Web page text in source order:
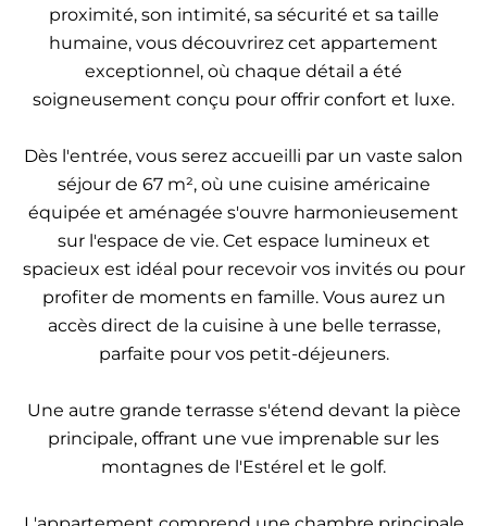
proximité, son intimité, sa sécurité et sa taille
humaine, vous découvrirez cet appartement
exceptionnel, où chaque détail a été
soigneusement conçu pour offrir confort et luxe.
Dès l'entrée, vous serez accueilli par un vaste salon
séjour de 67 m², où une cuisine américaine
équipée et aménagée s'ouvre harmonieusement
sur l'espace de vie. Cet espace lumineux et
spacieux est idéal pour recevoir vos invités ou pour
profiter de moments en famille. Vous aurez un
accès direct de la cuisine à une belle terrasse,
parfaite pour vos petit-déjeuners.
Une autre grande terrasse s'étend devant la pièce
principale, offrant une vue imprenable sur les
montagnes de l'Estérel et le golf.